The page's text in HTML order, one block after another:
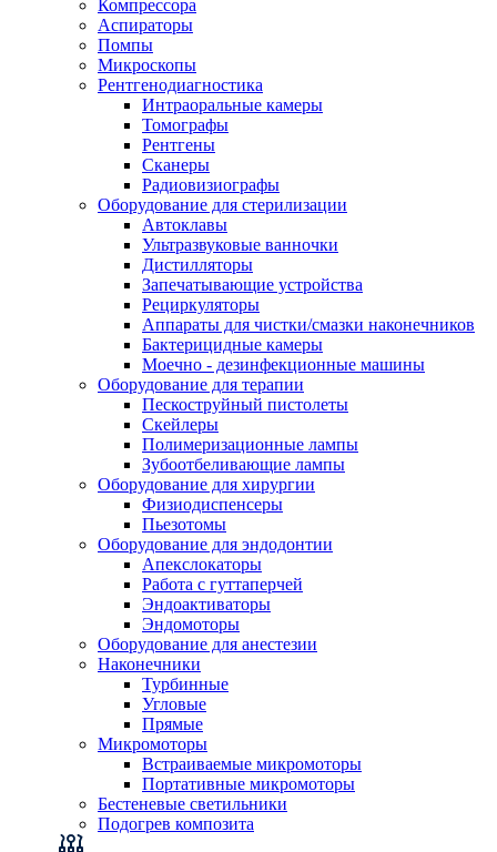
Компрессора
Аспираторы
Помпы
Микроскопы
Рентгенодиагностика
Интраоральные камеры
Томографы
Рентгены
Сканеры
Радиовизиографы
Оборудование для стерилизации
Автоклавы
Ультразвуковые ванночки
Дистилляторы
Запечатывающие устройства
Рециркуляторы
Аппараты для чистки/смазки наконечников
Бактерицидные камеры
Моечно - дезинфекционные машины
Оборудование для терапии
Пескоструйный пистолеты
Скейлеры
Полимеризационные лампы
Зубоотбеливающие лампы
Оборудование для хирургии
Физиодиспенсеры
Пьезотомы
Оборудование для эндодонтии
Апекслокаторы
Работа с гуттаперчей
Эндоактиваторы
Эндомоторы
Оборудование для анестезии
Наконечники
Турбинные
Угловые
Прямые
Микромоторы
Встраиваемые микромоторы
Портативные микромоторы
Бестеневые светильники
Подогрев композита